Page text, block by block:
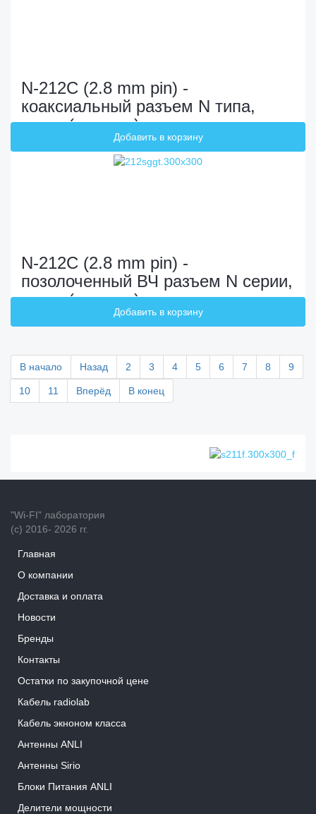
N-212C (2.8 mm pin) -
коаксиальный разъем N типа,
мама (розетка)
N-212C (2.8 mm pin) -
позолоченный ВЧ разъем N серии,
мама (розетка)
В начало Назад 2 3 4 5 6 7 8 9
10 11 Вперёд В конец
"Wi-FI" лаборатория
(с) 2016- 2026 гг.
Главная
О компании
Доставка и оплата
Новости
Бренды
Контакты
Остатки по закупочной цене
Кабель radiolab
Кабель экноном класса
Антенны ANLI
Антенны Sirio
Блоки Питания ANLI
Делители мощности